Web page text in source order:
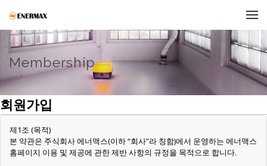
Membership
회원가입
제1조 (목적)
본 약관은 주식회사 에너맥스(이하 “회사”라 칭함)에서 운영하는 에너맥스
홈페이지 이용 및 제공에 관한 제반 사항의 규정을 목적으로 합니다.